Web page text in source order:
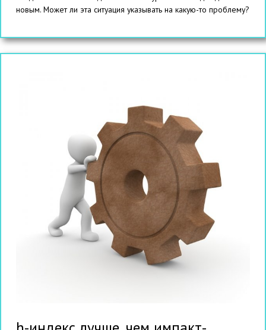
новым. Может ли эта ситуация указывать на какую-то проблему?